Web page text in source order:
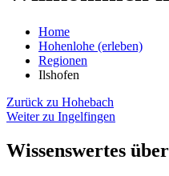
Home
Hohenlohe (erleben)
Regionen
Ilshofen
Zurück zu Hohebach
Weiter zu Ingelfingen
Wissenswertes